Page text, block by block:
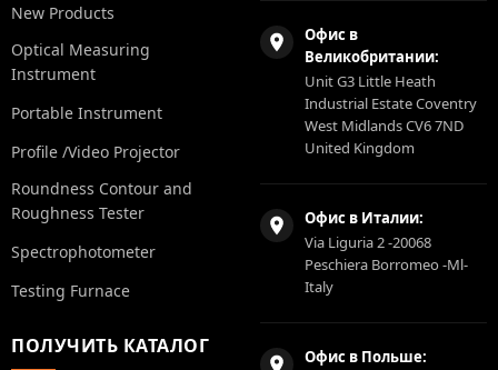
New Products
Optical Measuring
Instrument
Portable Instrument
Profile /Video Projector
Roundness Contour and
Roughness Tester
Spectrophotometer
Testing Furnace
ПОЛУЧИТЬ КАТАЛОГ
Офис в
Великобритании:
Unit G3 Little Heath
Industrial Estate Coventry
West Midlands CV6 7ND
United Kingdom
Офис в Италии:
Via Liguria 2 -20068
Peschiera Borromeo -Ml-
Italy
Офис в Польше: